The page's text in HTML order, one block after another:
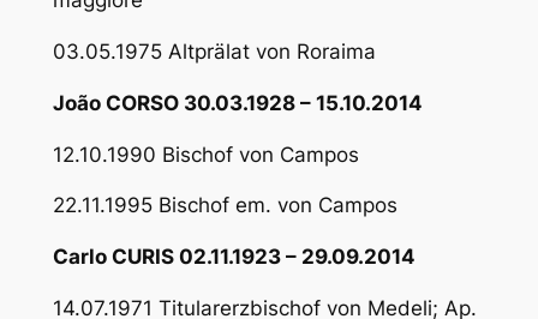
03.05.1975 Altprälat von Roraima
João CORSO 30.03.1928 – 15.10.2014
12.10.1990 Bischof von Campos
22.11.1995 Bischof em. von Campos
Carlo CURIS 02.11.1923 – 29.09.2014
14.07.1971 Titularerzbischof von Medeli; Ap.